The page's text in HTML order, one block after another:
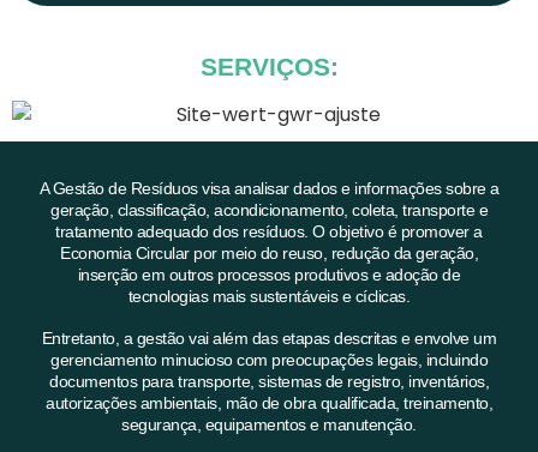
SERVIÇOS:
A Gestão de Resíduos visa analisar dados e informações sobre a
geração, classificação, acondicionamento, coleta, transporte e
tratamento adequado dos resíduos. O objetivo é promover a
Economia Circular por meio do reuso, redução da geração,
inserção em outros processos produtivos e adoção de
tecnologias mais sustentáveis e cíclicas.
Entretanto, a gestão vai além das etapas descritas e envolve um
gerenciamento minucioso com preocupações legais, incluindo
documentos para transporte, sistemas de registro, inventários,
autorizações ambientais, mão de obra qualificada, treinamento,
segurança, equipamentos e manutenção.